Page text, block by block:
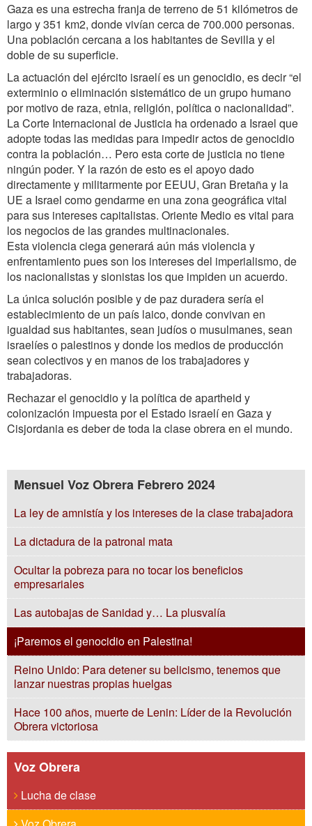
Gaza es una estrecha franja de terreno de 51 kilómetros de
largo y 351 km2, donde vivían cerca de 700.000 personas.
Una población cercana a los habitantes de Sevilla y el
doble de su superficie.
La actuación del ejército israelí es un genocidio, es decir “el
exterminio o eliminación sistemático de un grupo humano
por motivo de raza, etnia, religión, política o nacionalidad”.
La Corte Internacional de Justicia ha ordenado a Israel que
adopte todas las medidas para impedir actos de genocidio
contra la población… Pero esta corte de justicia no tiene
ningún poder. Y la razón de esto es el apoyo dado
directamente y militarmente por EEUU, Gran Bretaña y la
UE a Israel como gendarme en una zona geográfica vital
para sus intereses capitalistas. Oriente Medio es vital para
los negocios de las grandes multinacionales.
Esta violencia ciega generará aún más violencia y
enfrentamiento pues son los intereses del imperialismo, de
los nacionalistas y sionistas los que impiden un acuerdo.
La única solución posible y de paz duradera sería el
establecimiento de un país laico, donde convivan en
igualdad sus habitantes, sean judíos o musulmanes, sean
israelíes o palestinos y donde los medios de producción
sean colectivos y en manos de los trabajadores y
trabajadoras.
Rechazar el genocidio y la política de apartheid y
colonización impuesta por el Estado israelí en Gaza y
Cisjordania es deber de toda la clase obrera en el mundo.
Mensuel Voz Obrera Febrero 2024
La ley de amnistía y los intereses de la clase trabajadora
La dictadura de la patronal mata
Ocultar la pobreza para no tocar los beneficios
empresariales
Las autobajas de Sanidad y… La plusvalía
¡Paremos el genocidio en Palestina!
Reino Unido: Para detener su belicismo, tenemos que
lanzar nuestras propias huelgas
Hace 100 años, muerte de Lenin: Líder de la Revolución
Obrera victoriosa
Voz Obrera
Lucha de clase